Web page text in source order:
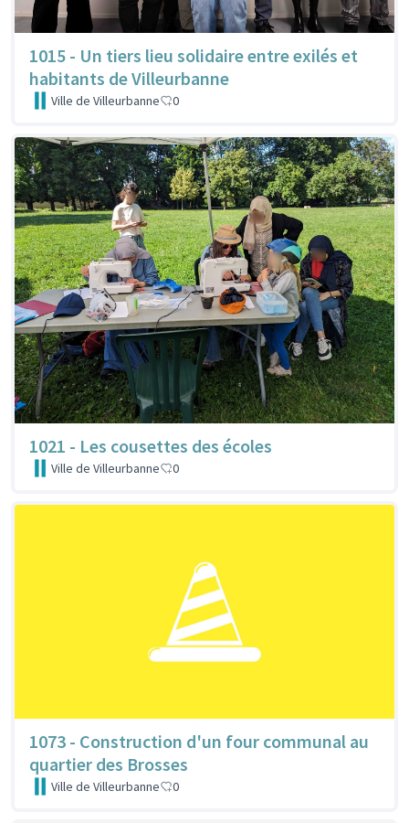
1015 - Un tiers lieu solidaire entre exilés et
habitants de Villeurbanne
Ville de Villeurbanne 0
1021 - Les cousettes des écoles
Ville de Villeurbanne 0
1073 - Construction d'un four communal au
quartier des Brosses
Ville de Villeurbanne 0